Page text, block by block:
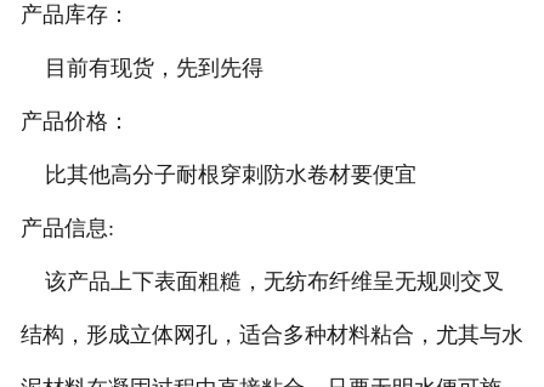
产品库存：
目前有现货，先到先得
产品价格：
比其他高分子耐根穿刺防水卷材要便宜
产品信息:
该产品上下表面粗糙，无纺布纤维呈无规则交叉
结构，形成立体网孔，适合多种材料粘合，尤其与水